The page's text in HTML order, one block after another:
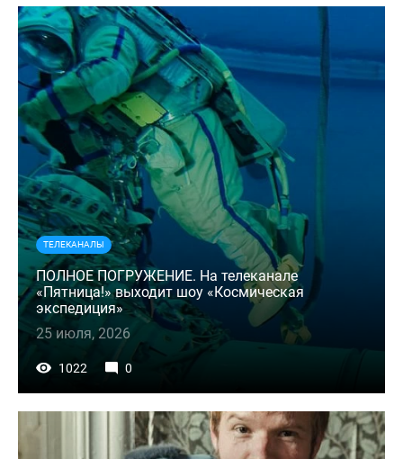
ТЕЛЕКАНАЛЫ
ПОЛНОЕ ПОГРУЖЕНИЕ. На телеканале
«Пятница!» выходит шоу «Космическая
экспедиция»
25 июля, 2026
1022 0